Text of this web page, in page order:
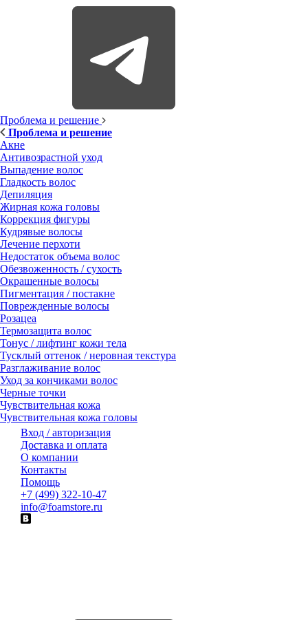
Проблема и решение
Проблема и решение
Акне
Антивозрастной уход
Выпадение волос
Гладкость волос
Депиляция
Жирная кожа головы
Коррекция фигуры
Кудрявые волосы
Лечение перхоти
Недостаток объема волос
Обезвоженность / сухость
Окрашенные волосы
Пигментация / постакне
Поврежденные волосы
Розацеа
Термозащита волос
Тонус / лифтинг кожи тела
Тусклый оттенок / неровная текстура
Разглаживание волос
Уход за кончиками волос
Черные точки
Чувствительная кожа
Чувствительная кожа головы
Вход / авторизация
Доставка и оплата
О компании
Контакты
Помощь
+7 (499) 322-10-47
info@foamstore.ru